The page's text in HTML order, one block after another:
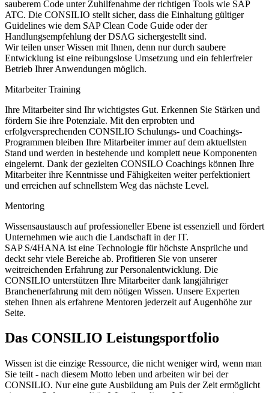
sauberem Code unter Zuhilfenahme der richtigen Tools wie SAP
ATC. Die CONSILIO stellt sicher, dass die Einhaltung gültiger
Guidelines wie dem SAP Clean Code Guide oder der
Handlungsempfehlung der DSAG sichergestellt sind.
Wir teilen unser Wissen mit Ihnen, denn nur durch saubere
Entwicklung ist eine reibungslose Umsetzung und ein fehlerfreier
Betrieb Ihrer Anwendungen möglich.
Mitarbeiter Training
Ihre Mitarbeiter sind Ihr wichtigstes Gut. Erkennen Sie Stärken und
fördern Sie ihre Potenziale. Mit den erprobten und
erfolgversprechenden CONSILIO Schulungs- und Coachings-
Programmen bleiben Ihre Mitarbeiter immer auf dem aktuellsten
Stand und werden in bestehende und komplett neue Komponenten
eingelernt. Dank der gezielten CONSILO Coachings können Ihre
Mitarbeiter ihre Kenntnisse und Fähigkeiten weiter perfektioniert
und erreichen auf schnellstem Weg das nächste Level.
Mentoring
Wissensaustausch auf professioneller Ebene ist essenziell und fördert
Unternehmen wie auch die Landschaft in der IT.
SAP S/4HANA ist eine Technologie für höchste Ansprüche und
deckt sehr viele Bereiche ab. Profitieren Sie von unserer
weitreichenden Erfahrung zur Personalentwicklung. Die
CONSILIO unterstützen Ihre Mitarbeiter dank langjähriger
Branchenerfahrung mit dem nötigen Wissen. Unsere Experten
stehen Ihnen als erfahrene Mentoren jederzeit auf Augenhöhe zur
Seite.
Das CONSILIO Leistungsportfolio
Wissen ist die einzige Ressource, die nicht weniger wird, wenn man
Sie teilt - nach diesem Motto leben und arbeiten wir bei der
CONSILIO. Nur eine gute Ausbildung am Puls der Zeit ermöglicht